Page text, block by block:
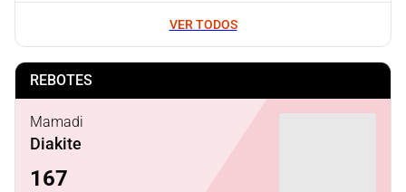
VER TODOS
REBOTES
Mamadi
Diakite
167